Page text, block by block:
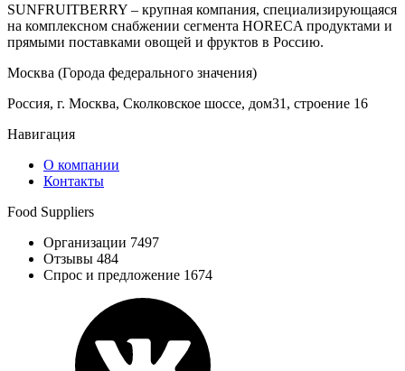
SUNFRUITBERRY – крупная компания, специализирующаяся
на комплексном снабжении сегмента HORECA продуктами и
прямыми поставками овощей и фруктов в Россию.
Москва (Города федерального значения)
Россия, г. Москва, Сколковское шоссе, дом31, строение 16
Навигация
О компании
Контакты
Food Suppliers
Организации 7497
Отзывы 484
Спрос и предложение 1674